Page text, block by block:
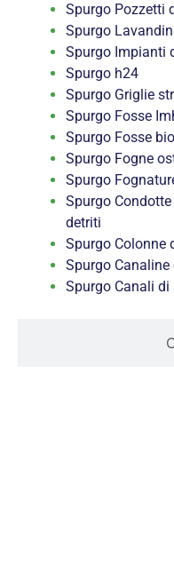
Spurgo Pozzetti
Spurgo
Spurgo Impianti
Spurgo h24
Spurgo Griglie
Spurgo Fosse
Spurgo Fosse
Spurgo Fogne
Spurgo
Spurgo
detriti
Spurgo Colonne
Spurgo
Spurgo Canali di